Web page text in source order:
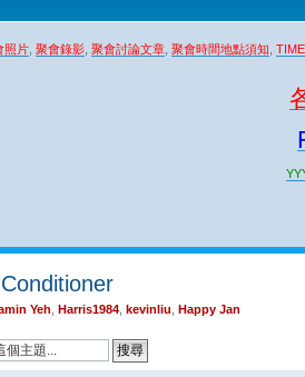
照片 聚會錄影 聚會討論文章 聚會時間地點須知
Yeh Harris1984 kevinliu Happy Jan